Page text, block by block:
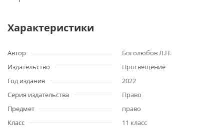
Характеристики
Автор
Боголюбов Л.Н.
Издательство
Просвещение
Год издания
2022
Серия издательства
Право
Предмет
право
Класс
11 класс